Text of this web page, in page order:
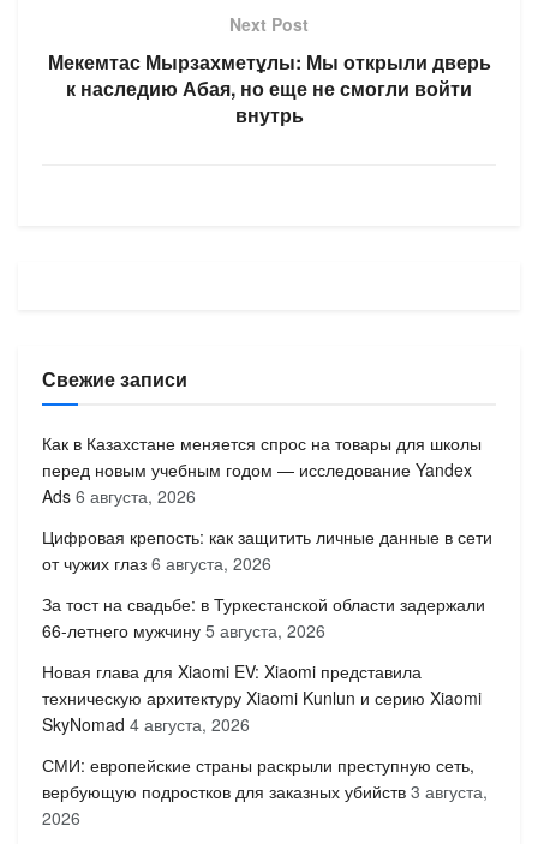
Next Post
Мекемтас Мырзахметұлы: Мы открыли дверь
к наследию Абая, но еще не смогли войти
внутрь
Свежие записи
Как в Казахстане меняется спрос на товары для школы
перед новым учебным годом — исследование Yandex
Ads 6 августа, 2026
Цифровая крепость: как защитить личные данные в сети
от чужих глаз 6 августа, 2026
За тост на свадьбе: в Туркестанской области задержали
66-летнего мужчину 5 августа, 2026
Новая глава для Xiaomi EV: Xiaomi представила
техническую архитектуру Xiaomi Kunlun и серию Xiaomi
SkyNomad 4 августа, 2026
СМИ: европейские страны раскрыли преступную сеть,
вербующую подростков для заказных убийств 3 августа,
2026